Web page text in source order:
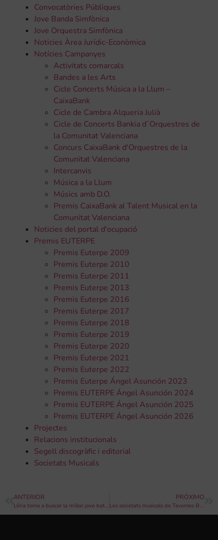
Convocatòries Públiques
Jove Banda Simfònica
Jove Orquestra Simfònica
Noticies Àrea Jurídic-Econòmica
Notícies Campanyes
Activitats comarcals
Bandes a les Arts
Cicle Concerts Música a la Llum –
CaixaBank
Cicle de Cambra Alqueria Julià
Cicle de Concerts Bankia d´Orquestres de
la Comunitat Valenciana
Concurs CaixaBank d'Orquestres de la
Comunitat Valenciana
Intercanvis
Música a la Llum
Músics amb D.O.
Premis CaixaBank al Talent Musical en la
Comunitat Valenciana
Noticies del portal d'ocupació
Premis EUTERPE
Premis Euterpe 2009
Premis Euterpe 2010
Premis Euterpe 2011
Premis Euterpe 2013
Premis Euterpe 2016
Premis Euterpe 2017
Premis Euterpe 2018
Premis Euterpe 2019
Premis Euterpe 2020
Premis Euterpe 2021
Premis Euterpe 2022
Premis Euterpe Ángel Asunción 2023
Premis EUTERPE Ángel Asunción 2024
Premis EUTERPE Ángel Asunción 2025
Premis EUTERPE Ángel Asunción 2026
Projectes
Relacions institucionals
Segell discogràfic i editorial
Societats Musicals
ANTERIOR
Llíria torna a buscar la millor jove batuta internacional
PRÓXIMO
Les societats musicals de Tavernes Blanques i Benimodo clausuren el cicle ‘Bandes a Les Arts’